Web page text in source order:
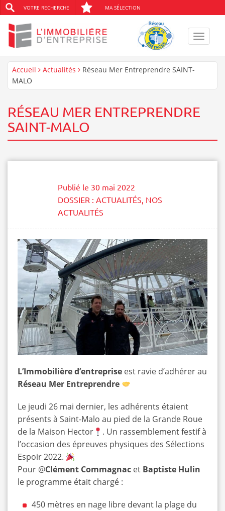
VOTRE RECHERCHE MA SÉLECTION
Toggle
Accueil Actualités
Réseau Mer Entreprendre SAINT-
MALO
RÉSEAU MER ENTREPRENDRE
SAINT-MALO
Publié le 30 mai 2022
DOSSIER : ACTUALITÉS, NOS
ACTUALITÉS
L’Immobilière d’entreprise est ravie d’adhérer au
Réseau Mer Entreprendre
Le jeudi 26 mai dernier, les adhérents étaient
présents à Saint-Malo au pied de la Grande Roue
de la Maison Hector
. Un rassemblement festif à
l’occasion des épreuves physiques des Sélections
Espoir 2022.
Pour @Clément Commagnac et Baptiste Hulin
le programme était chargé :
450 mètres en nage libre devant la plage du